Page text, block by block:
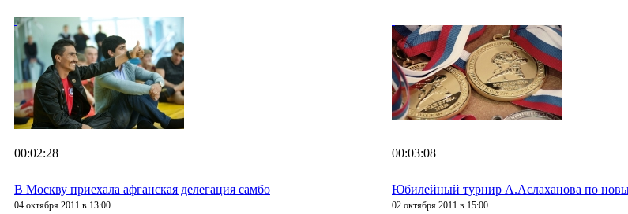
00:02:28
В Москву приехала афганская делегация самбо
04 октября 2011 в 13:00
00:03:08
Юбилейный турнир А.Аслаханова по
02 октября 2011 в 15:00